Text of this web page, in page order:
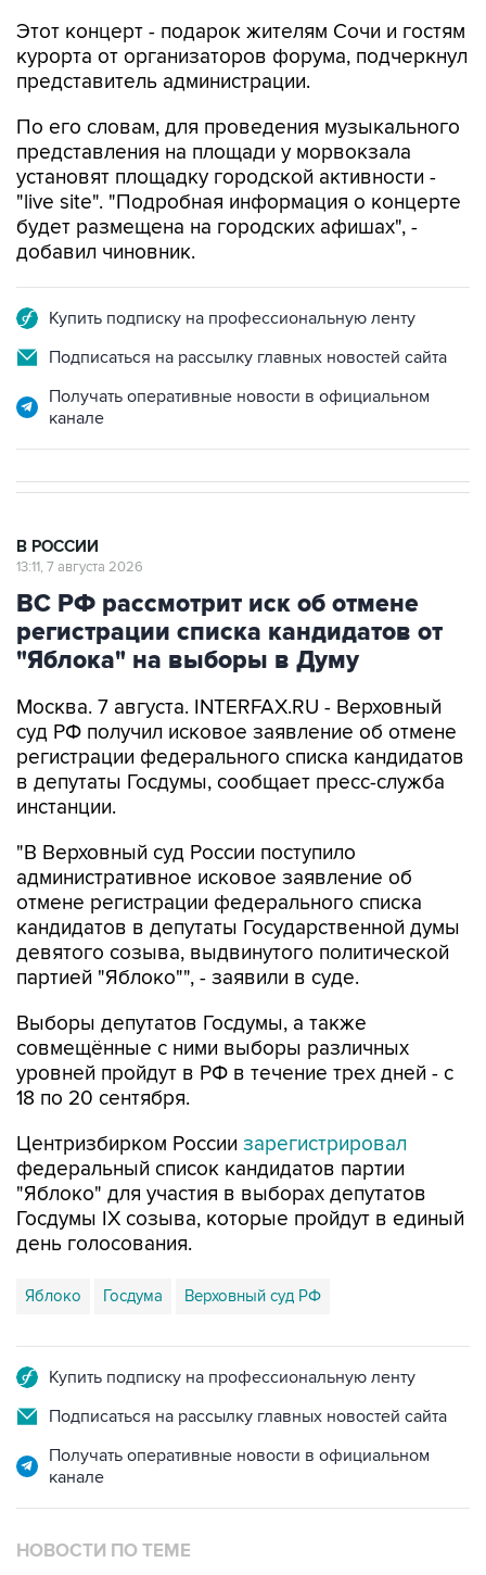
Этот концерт - подарок жителям Сочи и гостям
курорта от организаторов форума, подчеркнул
представитель администрации.
По его словам, для проведения музыкального
представления на площади у морвокзала
установят площадку городской активности -
"live site". "Подробная информация о концерте
будет размещена на городских афишах", -
добавил чиновник.
Купить подписку на профессиональную ленту
Подписаться на рассылку главных новостей сайта
Получать оперативные новости в официальном
канале
В РОССИИ
13:11, 7 августа 2026
ВС РФ рассмотрит иск об отмене
регистрации списка кандидатов от
"Яблока" на выборы в Думу
Москва. 7 августа. INTERFAX.RU - Верховный
суд РФ получил исковое заявление об отмене
регистрации федерального списка кандидатов
в депутаты Госдумы, сообщает пресс-служба
инстанции.
"В Верховный суд России поступило
административное исковое заявление об
отмене регистрации федерального списка
кандидатов в депутаты Государственной думы
девятого созыва, выдвинутого политической
партией "Яблоко"", - заявили в суде.
Выборы депутатов Госдумы, а также
совмещённые с ними выборы различных
уровней пройдут в РФ в течение трех дней - с
18 по 20 сентября.
Центризбирком России зарегистрировал
федеральный список кандидатов партии
"Яблоко" для участия в выборах депутатов
Госдумы IX созыва, которые пройдут в единый
день голосования.
Яблоко Госдума Верховный суд РФ
Купить подписку на профессиональную ленту
Подписаться на рассылку главных новостей сайта
Получать оперативные новости в официальном
канале
НОВОСТИ ПО ТЕМЕ